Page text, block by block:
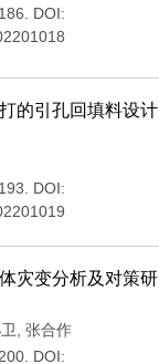
DOI:
的引孔回填料设计
DOI:
灾变分析及对策研
张合作
DOI: